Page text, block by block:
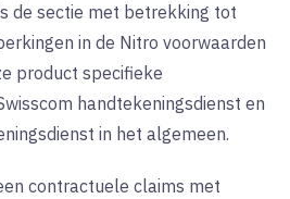
de sectie met betrekking tot
in de Nitro voorwaarden
product specifieke
handtekeningsdienst en
in het algemeen.
contractuele claims met